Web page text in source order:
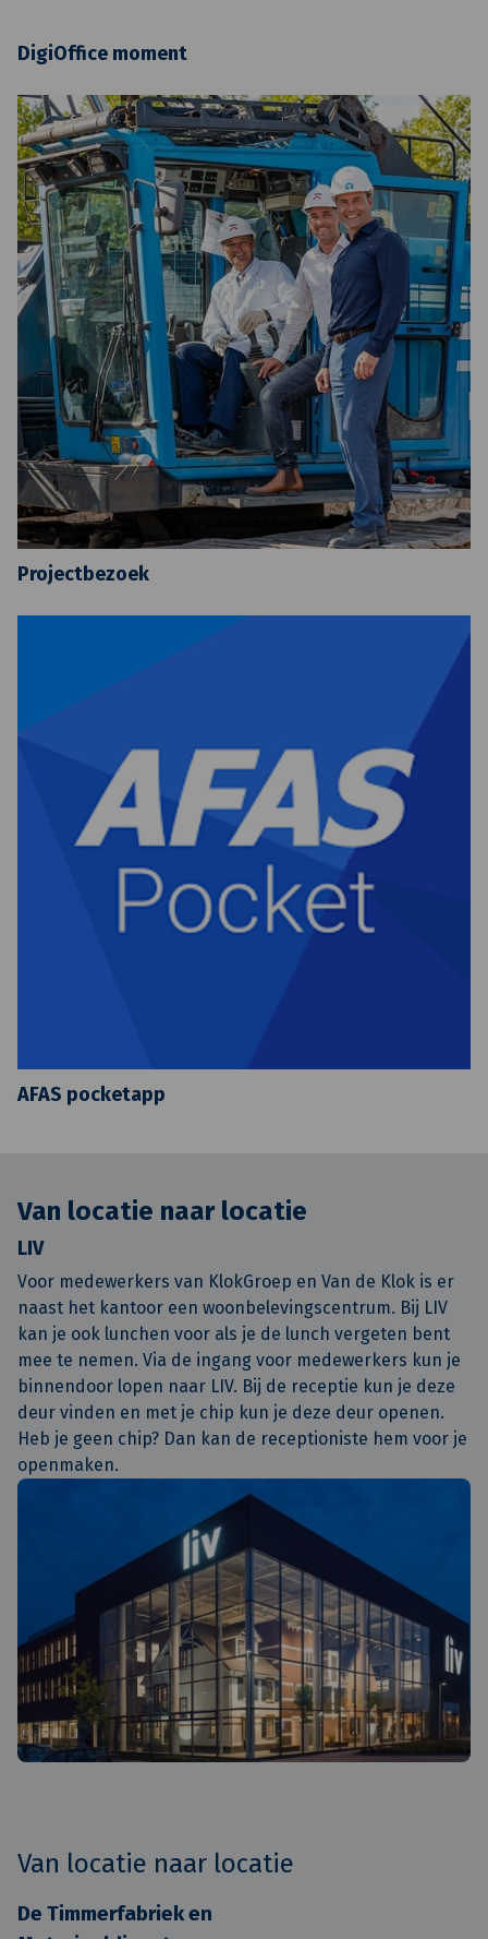
DigiOffice moment
Projectbezoek
AFAS pocketapp
Van locatie naar locatie
LIV
Voor medewerkers van KlokGroep en Van de Klok is er
naast het kantoor een woonbelevingscentrum. Bij LIV
kan je ook lunchen voor als je de lunch vergeten bent
mee te nemen. Via de ingang voor medewerkers kun je
binnendoor lopen naar LIV. Bij de receptie kun je deze
deur vinden en met je chip kun je deze deur openen.
Heb je geen chip? Dan kan de receptioniste hem voor je
openmaken.
Van locatie naar locatie
De Timmerfabriek en